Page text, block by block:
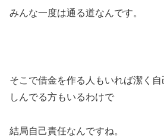
みんな一度は通る道なんです。
そこで借金を作る人もいれば潔く
しんでる方もいるわけで
結局自己責任なんですね。